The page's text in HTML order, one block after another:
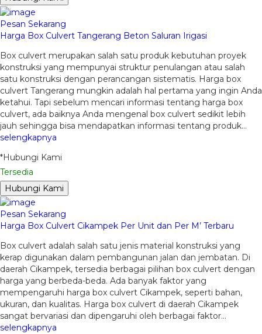
Pesan Sekarang
Harga Box Culvert Tangerang Beton Saluran Irigasi
Box culvert merupakan salah satu produk kebutuhan proyek
konstruksi yang mempunyai struktur penulangan atau salah
satu konstruksi dengan perancangan sistematis. Harga box
culvert Tangerang mungkin adalah hal pertama yang ingin Anda
ketahui. Tapi sebelum mencari informasi tentang harga box
culvert, ada baiknya Anda mengenal box culvert sedikit lebih
jauh sehingga bisa mendapatkan informasi tentang produk…
selengkapnya
*Hubungi Kami
Tersedia
Hubungi Kami
Pesan Sekarang
Harga Box Culvert Cikampek Per Unit dan Per M’ Terbaru
Box culvert adalah salah satu jenis material konstruksi yang
kerap digunakan dalam pembangunan jalan dan jembatan. Di
daerah Cikampek, tersedia berbagai pilihan box culvert dengan
harga yang berbeda-beda. Ada banyak faktor yang
mempengaruhi harga box culvert Cikampek, seperti bahan,
ukuran, dan kualitas. Harga box culvert di daerah Cikampek
sangat bervariasi dan dipengaruhi oleh berbagai faktor…
selengkapnya